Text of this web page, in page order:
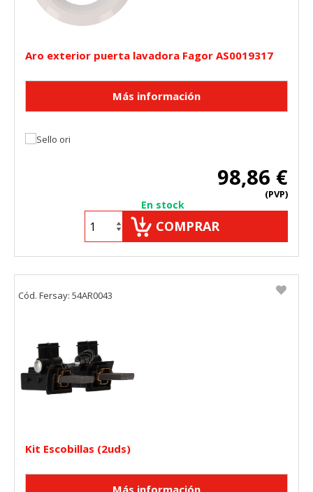
Aro exterior puerta lavadora Fagor AS0019317
98,86 €
(PVP)
En stock
COMPRAR
Kit Escobillas (2uds)
Cód. Fersay: 54AR0043